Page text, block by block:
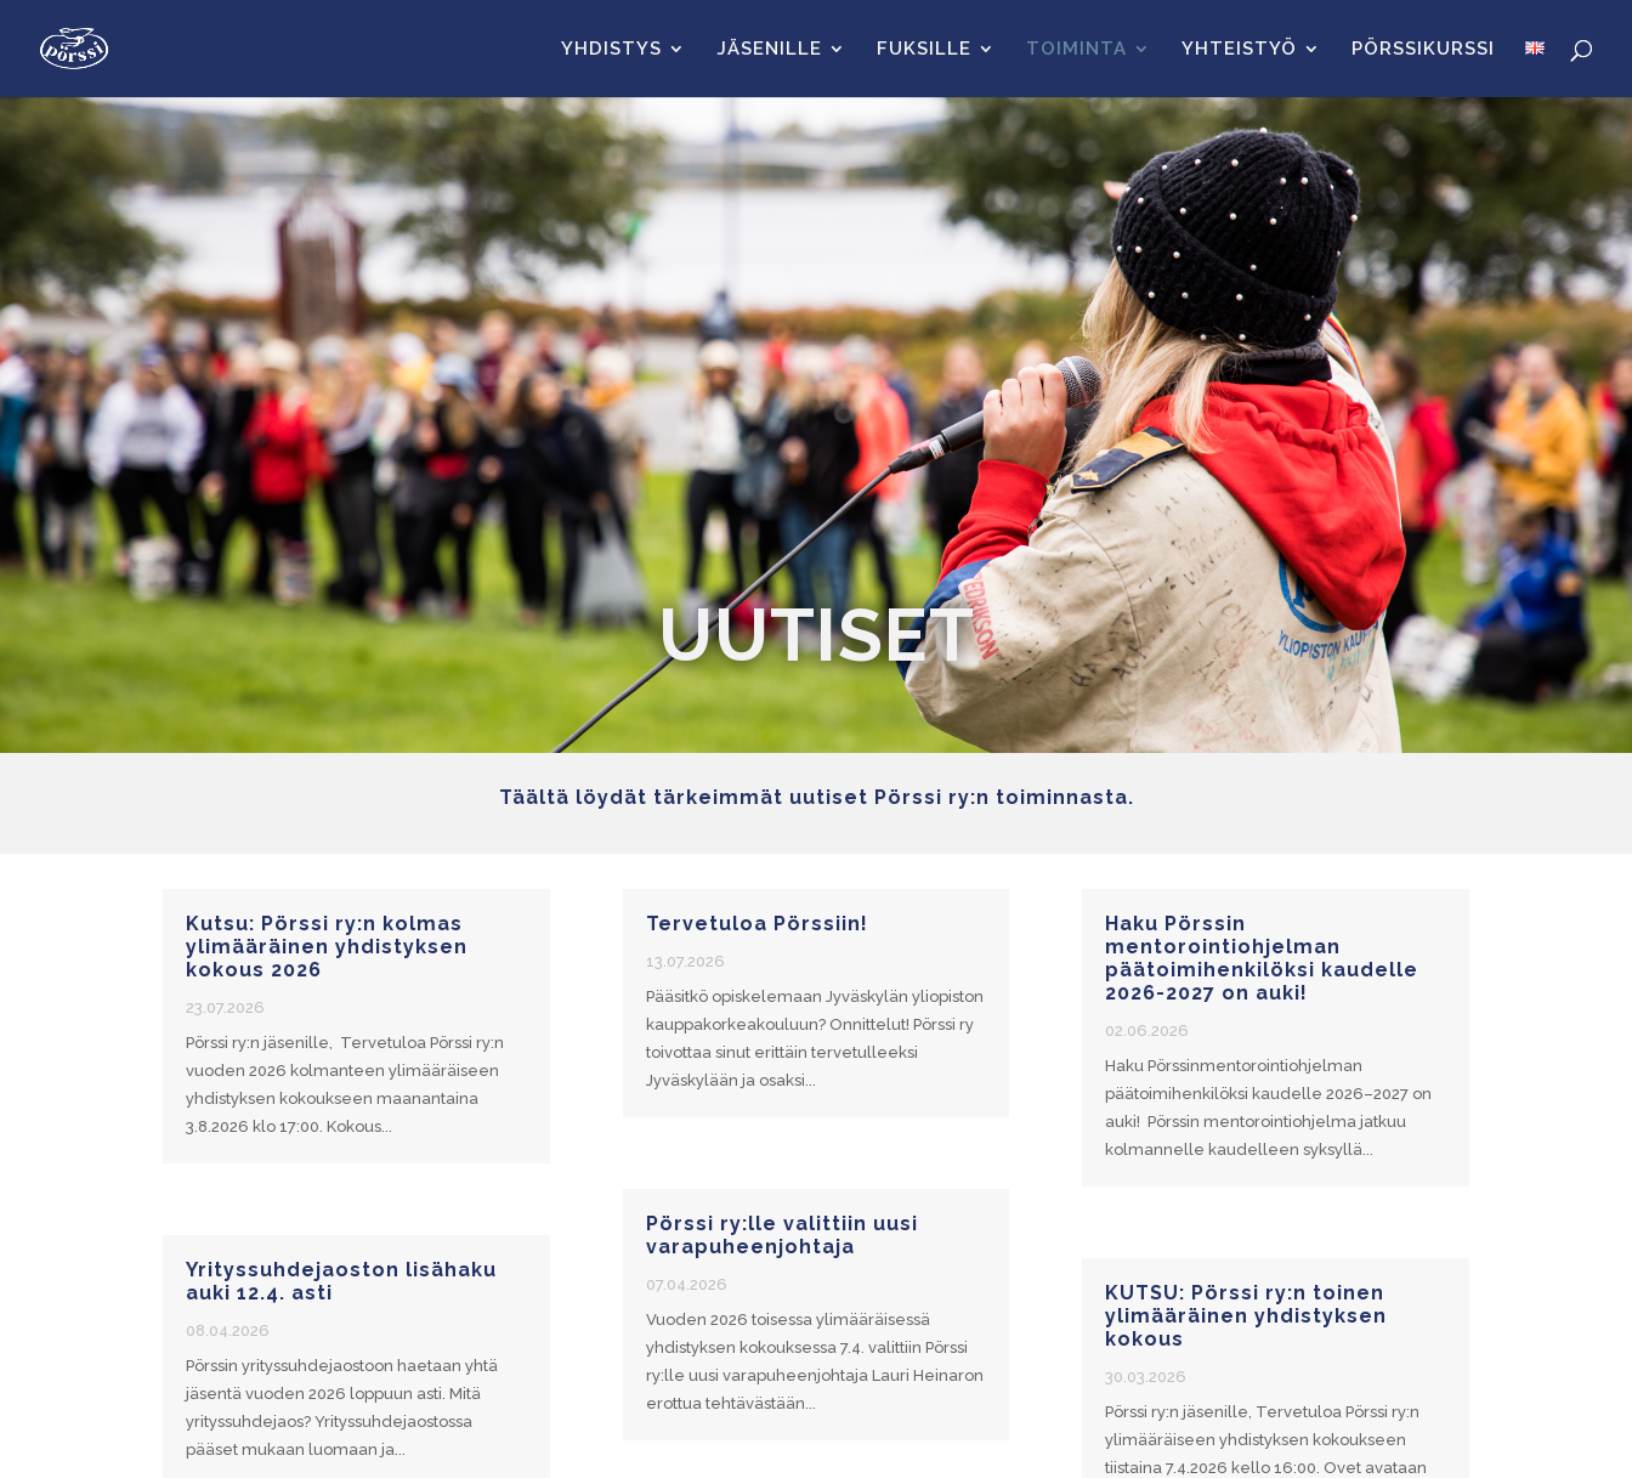
YHDISTYS JÄSENILLE FUKSILLE TOIMINTA YHTEISTYÖ PÖRSSIKURSSI
UUTISET
Täältä löydät tärkeimmät uutiset Pörssi ry:n toiminnasta.
Kutsu: Pörssi ry:n kolmas
ylimääräinen yhdistyksen
kokous 2026
23.07.2026
Pörssi ry:n jäsenille, Tervetuloa Pörssi ry:n
vuoden 2026 kolmanteen ylimääräiseen
yhdistyksen kokoukseen maanantaina
3.8.2026 klo 17:00. Kokous...
Yrityssuhdejaoston lisähaku
auki 12.4. asti
08.04.2026
Pörssin yrityssuhdejaostoon haetaan yhtä
jäsentä vuoden 2026 loppuun asti. Mitä
yrityssuhdejaos? Yrityssuhdejaostossa
pääset mukaan luomaan ja...
Tervetuloa Pörssiin!
13.07.2026
Pääsitkö opiskelemaan Jyväskylän yliopiston
kauppakorkeakouluun? Onnittelut! Pörssi ry
toivottaa sinut erittäin tervetulleeksi
Jyväskylään ja osaksi...
Pörssi ry:lle valittiin uusi
varapuheenjohtaja
07.04.2026
Vuoden 2026 toisessa ylimääräisessä
yhdistyksen kokouksessa 7.4. valittiin Pörssi
ry:lle uusi varapuheenjohtaja Lauri Heinaron
erottua tehtävästään...
Haku Pörssin
mentorointiohjelman
päätoimihenkilöksi kaudelle
2026-2027 on auki!
02.06.2026
Haku Pörssinmentorointiohjelman
päätoimihenkilöksi kaudelle 2026–2027 on
auki! Pörssin mentorointiohjelma jatkuu
kolmannelle kaudelleen syksyllä...
KUTSU: Pörssi ry:n toinen
ylimääräinen yhdistyksen
kokous
30.03.2026
Pörssi ry:n jäsenille, Tervetuloa Pörssi ry:n
ylimääräiseen yhdistyksen kokoukseen
tiistaina 7.4.2026 kello 16:00. Ovet avataan